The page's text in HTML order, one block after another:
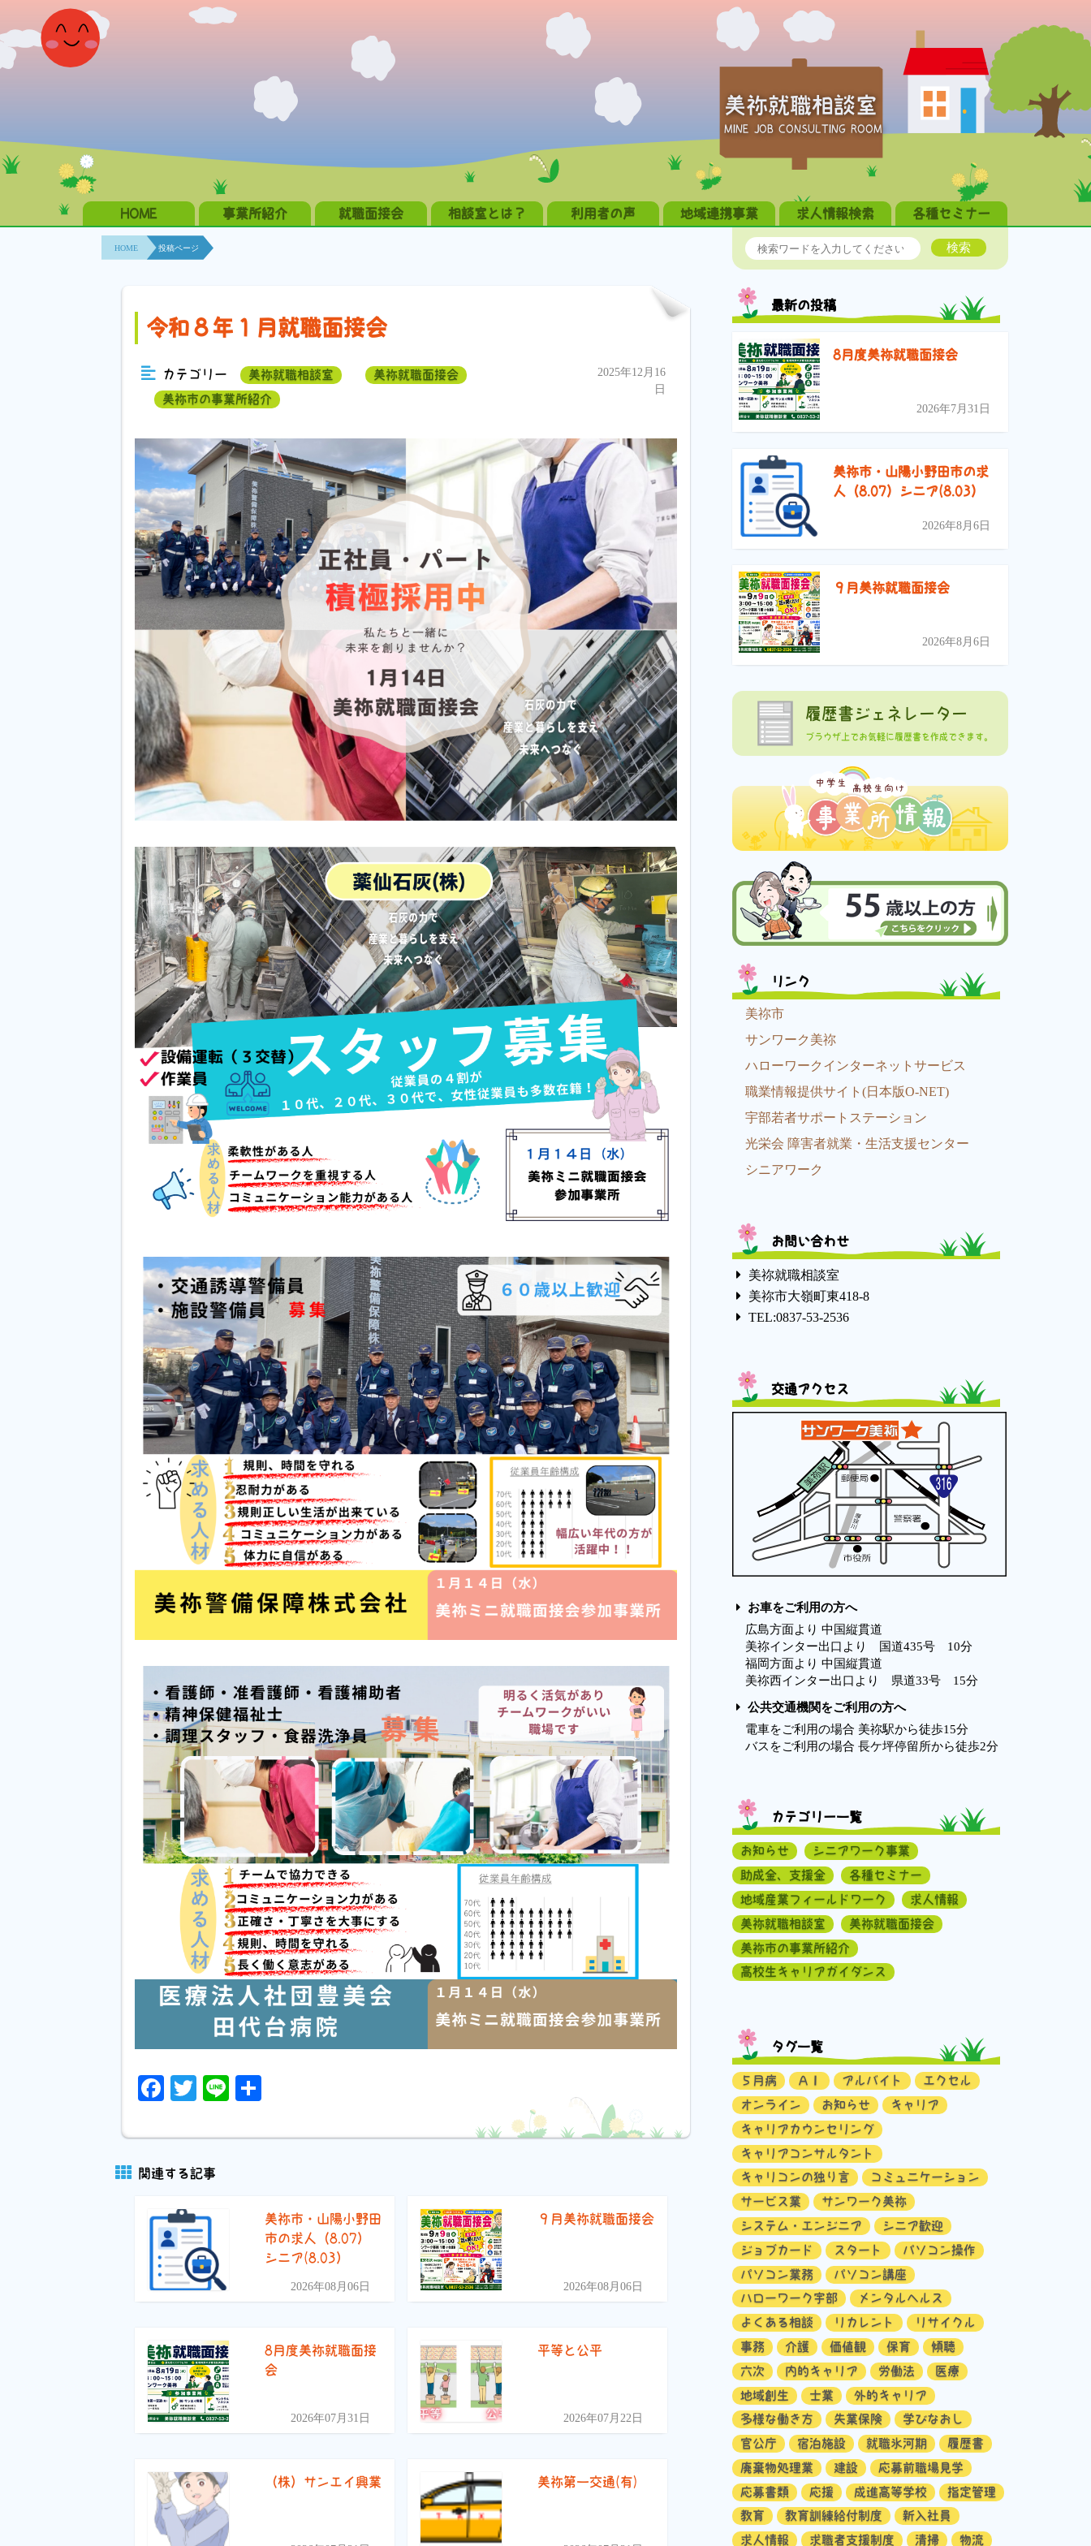
美祢就職相談室
MINE JOB CONSULTING ROOM
HOME 事業所紹介 就職面接会 相談室とは？ 利用者の声 地域連携事業 求人情報検索 各種セミナー
HOME 投稿ページ
令和８年１月就職面接会
カテゴリー 美祢就職相談室
美祢就職面接会
美祢市の事業所紹介
2025年12月16
日
Facebook
Twitter
Line
関連する記事
美祢市・山陽小野田
市の求人（8.07）
シニア(8.03）
2026年08月06日
９月美祢就職面接会
2026年08月06日
8月度美祢就職面接
会
2026年07月31日
平等と公平
2026年07月22日
（株）サンエイ興業 美祢第一交通(有)
検索
最新の投稿
8月度美祢就職面接会
2026年7月31日
美祢市・山陽小野田市の求
人（8.07）シニア(8.03）
2026年8月6日
９月美祢就職面接会
2026年8月6日
履歴書ジェネレーター
ブラウザ上でお気軽に履歴書を作成できます。
リンク
美祢市
サンワーク美祢
ハローワークインターネットサービス
職業情報提供サイト(日本版O-NET)
宇部若者サポートステーション
光栄会 障害者就業・生活支援センター
シニアワーク
お問い合わせ
美祢就職相談室
美祢市大嶺町東418-8
TEL:0837-53-2536
交通アクセス
お車をご利用の方へ
広島方面より 中国縦貫道
美祢インター出口より 国道435号 10分
福岡方面より 中国縦貫道
美祢西インター出口より 県道33号 15分
公共交通機関をご利用の方へ
電車をご利用の場合 美祢駅から徒歩15分
バスをご利用の場合 長ケ坪停留所から徒歩2分
カテゴリー一覧
お知らせ
シニアワーク事業
助成金、支援金
各種セミナー
地域産業フィールドワーク
求人情報
美祢就職相談室
美祢就職面接会
美祢市の事業所紹介
高校生キャリアガイダンス
タグ一覧
５月病 ＡＩ アルバイト
エクセル
オンライン
お知らせ
キャリア
キャリアカウンセリング
キャリアコンサルタント
キャリコンの独り言
コミュニケーション
サービス業
サンワーク美祢
システム・エンジニア
シニア歓迎
ジョブカード
スタート
パソコン操作
パソコン業務
パソコン講座
ハローワーク宇部
メンタルヘルス
よくある相談
リカレント
リサイクル
事務
介護 価値観 保育
傾聴
六次
内的キャリア 労働法
医療
地域創生
士業
外的キャリア
多様な働き方
失業保険
学びなおし
官公庁
宿泊施設 就職氷河期
履歴書
廃棄物処理業
建設
応募前職場見学
応募書類
応援 成進高等学校
指定管理
教育
教育訓練給付制度
新入社員
求人情報
求職者支援制度 清掃
物流